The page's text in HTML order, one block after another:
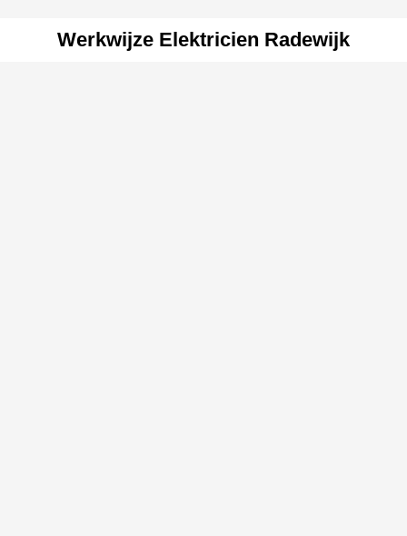
Werkwijze Elektricien Radewijk